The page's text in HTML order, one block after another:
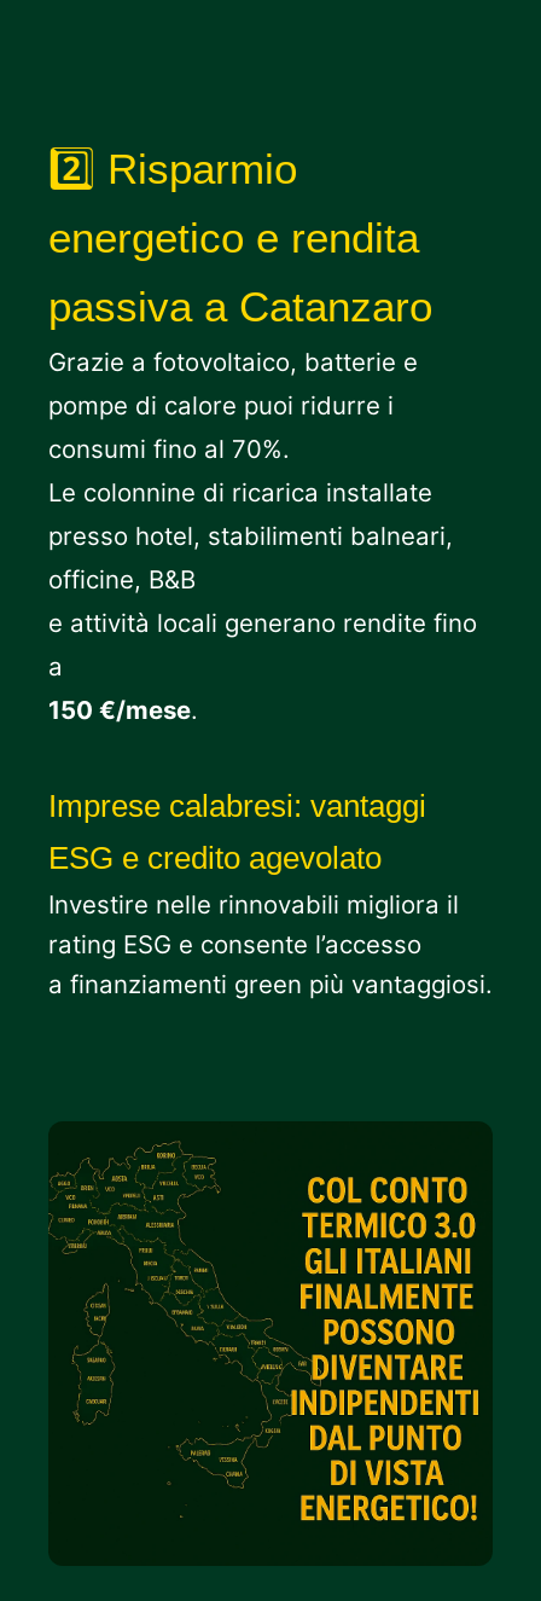
2️⃣ Risparmio
energetico e rendita
passiva a Catanzaro
Grazie a fotovoltaico, batterie e
pompe di calore puoi ridurre i
consumi fino al 70%.
Le colonnine di ricarica installate
presso hotel, stabilimenti balneari,
officine, B&B
e attività locali generano rendite fino
a
150 €/mese.
Imprese calabresi: vantaggi
ESG e credito agevolato
Investire nelle rinnovabili migliora il
rating ESG e consente l’accesso
a finanziamenti green più vantaggiosi.